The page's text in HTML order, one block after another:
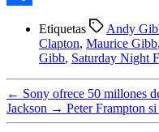
Etiquetas Andy
Clapton, Maurice Gibb,
Gibb, Saturday Night
← Sony ofrece 50 millones
Jackson → Peter Frampton